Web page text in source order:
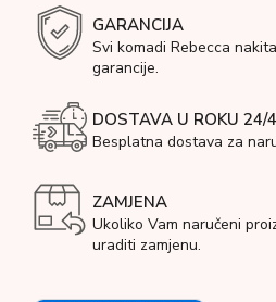
GARANCIJA
Svi komadi Rebecca
garancije.
DOSTAVA U ROKU 24/
Besplatna dostava za
ZAMJENA
Ukoliko Vam naručeni
uraditi zamjenu.